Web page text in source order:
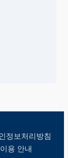
정보처리방침
용 안내